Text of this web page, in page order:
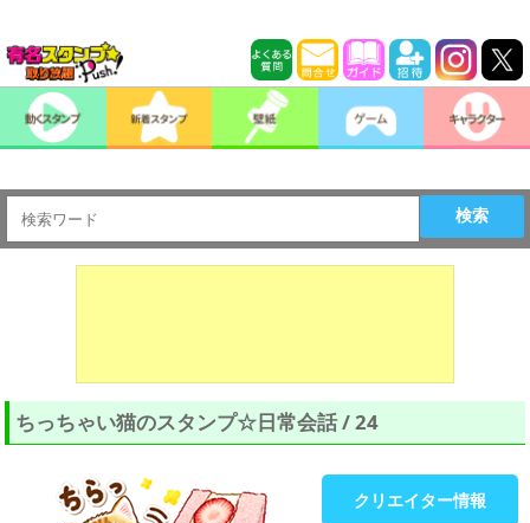
検索
ちっちゃい猫のスタンプ☆日常会話 / 24
クリエイター情報